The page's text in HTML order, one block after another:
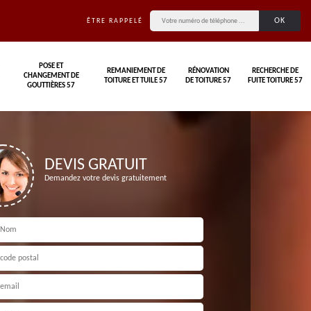
ÊTRE RAPPELÉ
POSE ET
CHANGEMENT DE
GOUTTIÈRES 57
REMANIEMENT DE
TOITURE ET TUILE 57
RÉNOVATION
DE TOITURE 57
RECHERCHE DE
FUITE TOITURE 57
DEVIS GRATUIT
Demandez votre devis gratuitement